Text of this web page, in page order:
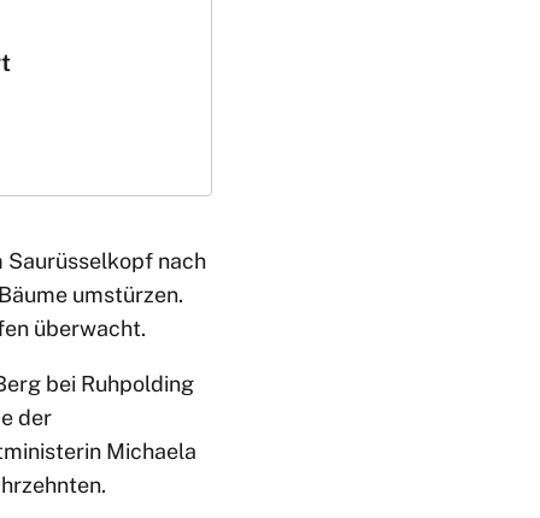
Saurüsselkopf nach
umstürzen.
überwacht.
bei Ruhpolding
der
Michaela